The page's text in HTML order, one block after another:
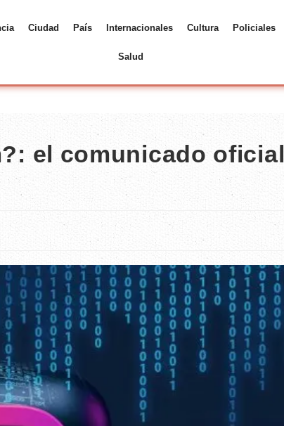
Ciudad País Internacionales Cultura Policiales
Salud
el comunicado oficial